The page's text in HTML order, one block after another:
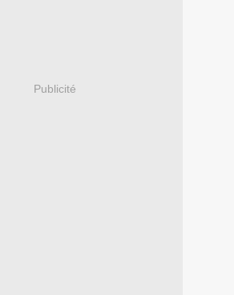
Publicité